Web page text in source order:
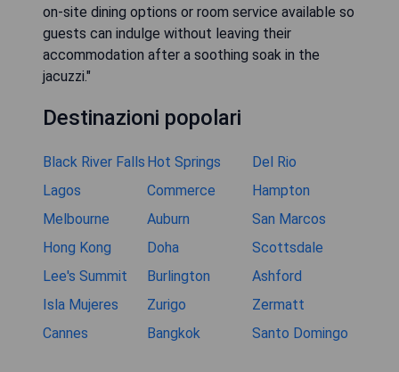
on-site dining options or room service available so
guests can indulge without leaving their
accommodation after a soothing soak in the
jacuzzi."
Destinazioni popolari
Black River Falls Hot Springs
Del Rio
Lagos
Commerce
Hampton
Melbourne
Auburn
San Marcos
Hong Kong
Doha
Scottsdale
Lee's Summit
Burlington
Ashford
Isla Mujeres
Zurigo
Zermatt
Cannes
Bangkok Santo Domingo